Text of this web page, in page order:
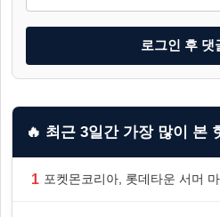
로그인 후 댓
🔥 최근 3일간 가장 많이 본
1